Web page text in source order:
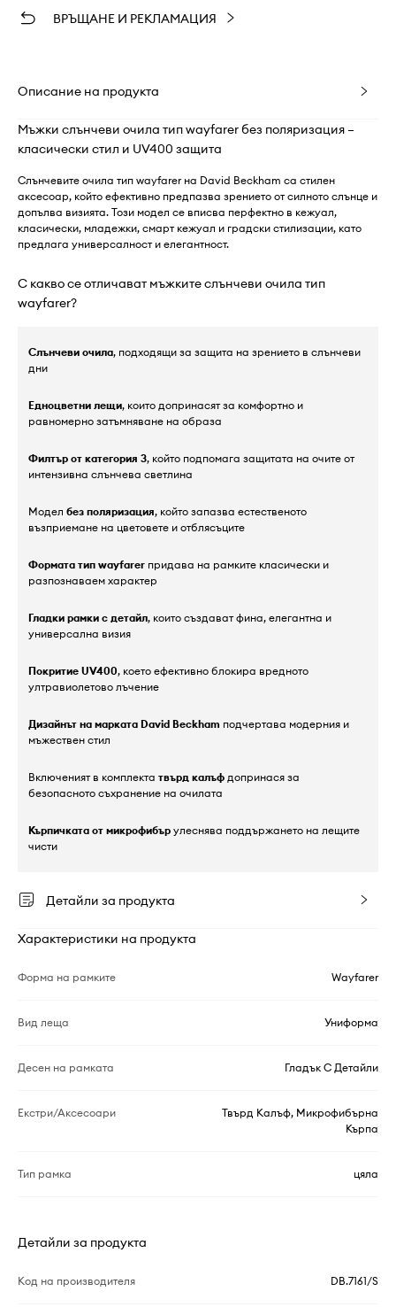
ВРЪЩАНЕ И РЕКЛАМАЦИЯ
Описание на продукта
Мъжки слънчеви очила тип wayfarer без поляризация –
класически стил и UV400 защита
Слънчевите очила тип wayfarer на David Beckham са стилен
аксесоар, който ефективно предпазва зрението от силното слънце и
допълва визията. Този модел се вписва перфектно в кежуал,
класически, младежки, смарт кежуал и градски стилизации, като
предлага универсалност и елегантност.
С какво се отличават мъжките слънчеви очила тип
wayfarer?
Слънчеви очила, подходящи за защита на зрението в слънчеви
дни
Едноцветни лещи, които допринасят за комфортно и
равномерно затъмняване на образа
Филтър от категория 3, който подпомага защитата на очите от
интензивна слънчева светлина
Модел без поляризация, който запазва естественото
възприемане на цветовете и отблясъците
Формата тип wayfarer придава на рамките класически и
разпознаваем характер
Гладки рамки с детайл, които създават фина, елегантна и
универсална визия
Покритие UV400, което ефективно блокира вредното
ултравиолетово лъчение
Дизайнът на марката David Beckham подчертава модерния и
мъжествен стил
Включеният в комплекта твърд калъф допринася за
безопасното съхранение на очилата
Кърпичката от микрофибър улеснява поддържането на лещите
чисти
Детайли за продукта
Характеристики на продукта
Форма на рамките Wayfarer
Вид леща Униформа
Десен на рамката Гладък С Детайли
Екстри/Аксесоари
Твърд Калъф, Микрофибърна
Кърпа
Тип рамка цяла
Детайли за продукта
Код на производителя DB.7161/S